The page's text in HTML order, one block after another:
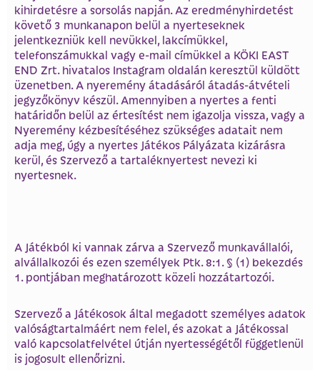
kihirdetésre a sorsolás napján. Az eredményhirdetést
követő 3 munkanapon belül a nyerteseknek
jelentkezniük kell nevükkel, lakcímükkel,
telefonszámukkal vagy e-mail címükkel a KÖKI EAST
END Zrt. hivatalos Instagram oldalán keresztül küldött
üzenetben. A nyeremény átadásáról átadás-átvételi
jegyzőkönyv készül. Amennyiben a nyertes a fenti
határidőn belül az értesítést nem igazolja vissza, vagy a
Nyeremény kézbesítéséhez szükséges adatait nem
adja meg, úgy a nyertes Játékos Pályázata kizárásra
kerül, és Szervező a tartaléknyertest nevezi ki
nyertesnek.
A Játékból ki vannak zárva a Szervező munkavállalói,
alvállalkozói és ezen személyek Ptk. 8:1. § (1) bekezdés
1. pontjában meghatározott közeli hozzátartozói.
Szervező a Játékosok által megadott személyes adatok
valóságtartalmáért nem felel, és azokat a Játékossal
való kapcsolatfelvétel útján nyertességétől függetlenül
is jogosult ellenőrizni.